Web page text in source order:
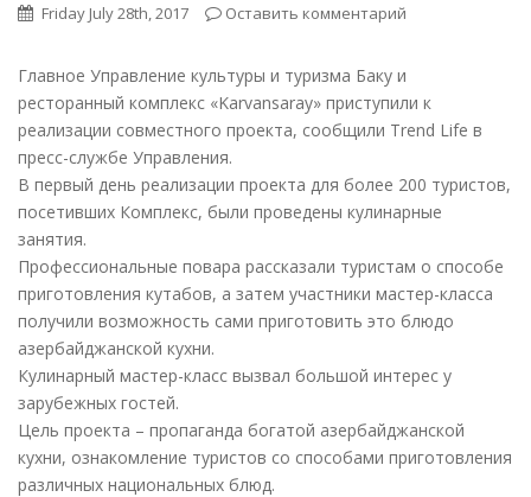
Friday July 28th, 2017 Оставить комментарий
Главное Управление культуры и туризма Баку и
ресторанный комплекс «Karvansaray» приступили к
реализации совместного проекта, сообщили Trend Life в
пресс-службе Управления.
В первый день реализации проекта для более 200 туристов,
посетивших Комплекс, были проведены кулинарные
занятия.
Профессиональные повара рассказали туристам о способе
приготовления кутабов, а затем участники мастер-класса
получили возможность сами приготовить это блюдо
азербайджанской кухни.
Кулинарный мастер-класс вызвал большой интерес у
зарубежных гостей.
Цель проекта – пропаганда богатой азербайджанской
кухни, ознакомление туристов со способами приготовления
различных национальных блюд.